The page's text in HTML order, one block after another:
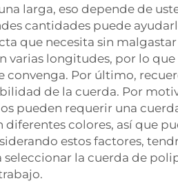
larga, eso depende de
cantidades puede
que necesita sin
varias longitudes, por lo
convenga. Por último,
de la cuerda. Por
pueden requerir una
diferentes colores, así que
estos factores,
seleccionar la cuerda de